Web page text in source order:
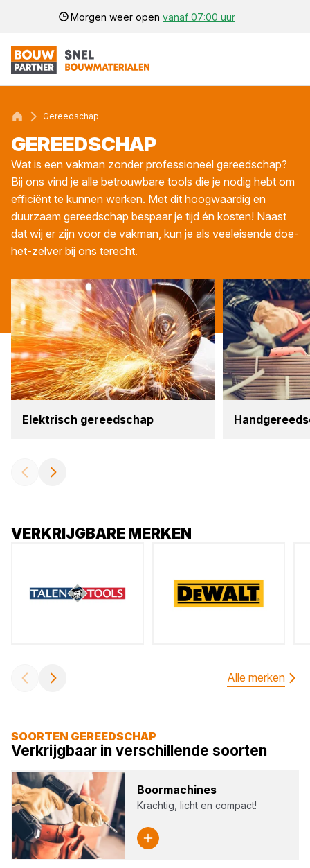
Morgen weer open vanaf 07:00 uur
Gereedschap
GEREED­SCHAP
Wat is een vakman zonder professioneel gereedschap?
Bij ons vind je alle betrouwbare tools die je nodig hebt om
efficiënt te kunnen werken. Met dit hoogwaardig en
duurzaam gereedschap bespaar je tijd én kosten! Naast
dat wij er zijn voor de vakman, kun je als veeleisende doe-
het-zelver bij ons terecht.
Elek­trisch gereed­schap
VERKRIJGBARE MERKEN
Alle merken
SOORTEN GEREEDSCHAP
Verkrijgbaar in verschillende soorten
Boor­ma­chi­nes
Krachtig, licht en compact!